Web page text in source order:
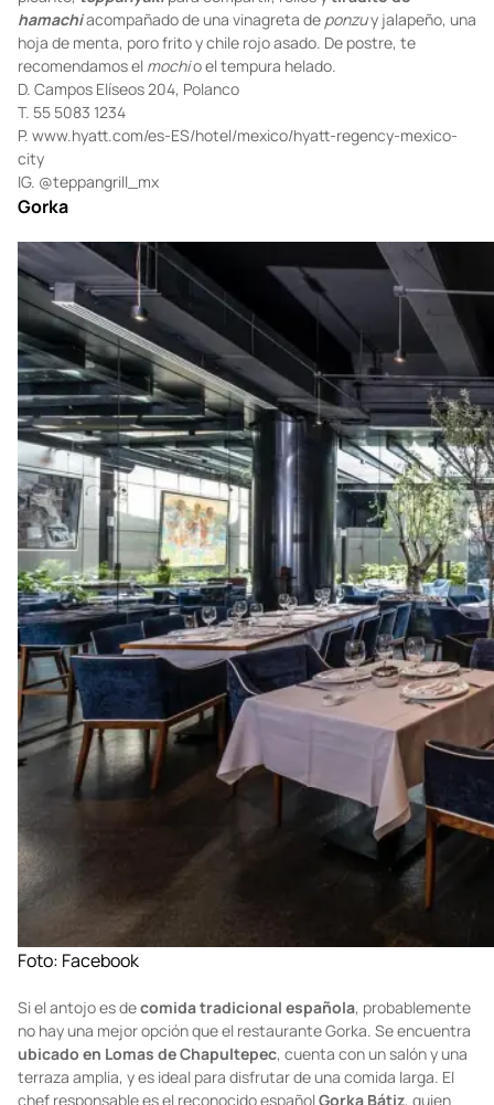
teppanyaki. También puedes escoger entre los tres menús de
degustación que ofrecen o pedir cualquier platillo del menú, que
incluye opciones comosashimi,nigiride toro , almeja chocolata
a la mantequilla, camarones fritos del Pacífico con mayonesa
picante,teppanyaki
hamachiacompañado de una vinagreta deponzuy jalapeño, una
hoja de menta, poro frito y chile rojo asado. De postre, te
recomendamos elmochi
D. Campos Elíseos 204, Polanco
P.www.hyatt.com/es-ES/hotel/mexico/hyatt-regency-mexico-
city
IG.@teppangrill_mx
Gorka
Foto:Facebook